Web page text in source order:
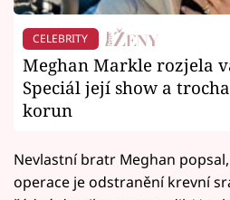
CELEBRITY
Meghan Markle rozjela
Speciál její show a
korun
Nevlastní bratr Meghan
operace je odstranění krevní